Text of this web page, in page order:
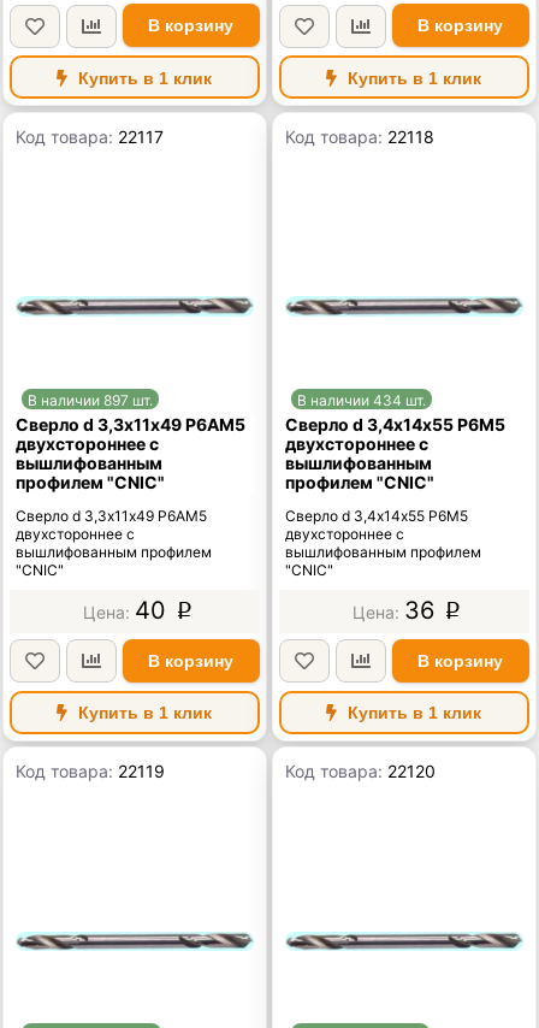
В корзину
Купить в 1 клик
В корзину
Купить в 1 клик
Код товара: 22117
В наличии 897 шт.
Сверло d 3,3х11х49 Р6АМ5
двухстороннее с
вышлифованным
профилем "CNIC"
Сверло d 3,3х11х49 Р6АМ5
двухстороннее с
вышлифованным профилем
"CNIC"
40 p
В корзину
Купить в 1 клик
Код товара: 22118
В наличии 434 шт.
Сверло d 3,4х14х55 Р6М5
двухстороннее с
вышлифованным
профилем "CNIC"
Сверло d 3,4х14х55 Р6М5
двухстороннее с
вышлифованным профилем
"CNIC"
36 p
В корзину
Купить в 1 клик
Код товара: 22119 Код товара: 22120